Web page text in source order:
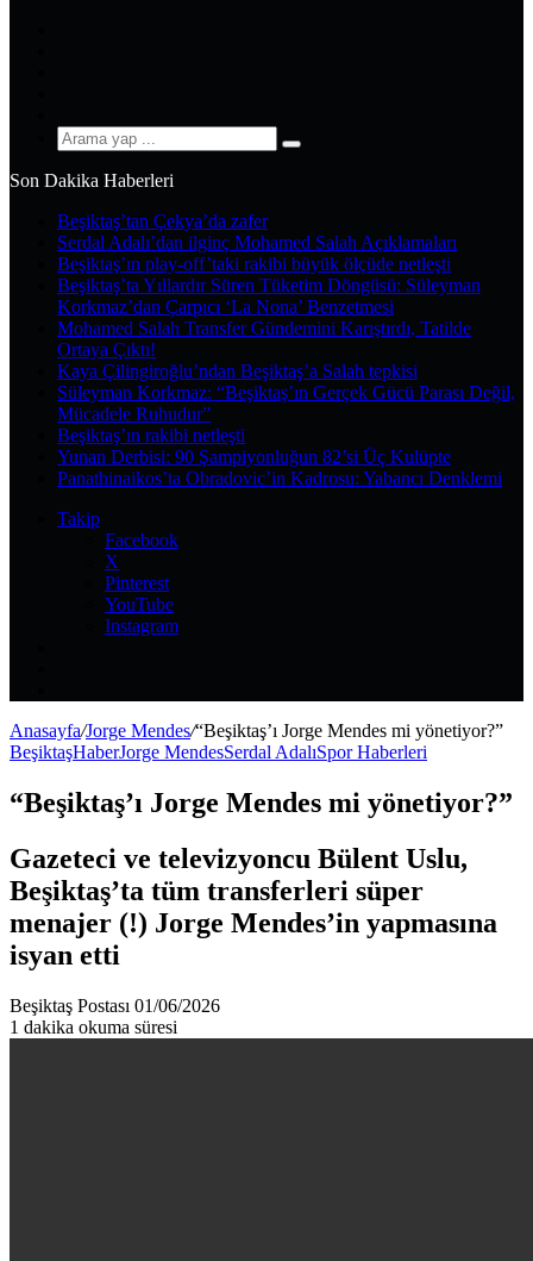
Arama
Son Dakika Haberleri
Beşiktaş’tan Çekya’da zafer
Serdal Adalı’dan ilginç Mohamed Salah Açıklamaları
Beşiktaş’ın play-off’taki rakibi büyük ölçüde netleşti
Beşiktaş’ta Yıllardır Süren Tüketim Döngüsü: Süleyman
Korkmaz’dan Çarpıcı ‘La Nona’ Benzetmesi
Mohamed Salah Transfer Gündemini Karıştırdı, Tatilde
Ortaya Çıktı!
Kaya Çilingiroğlu’ndan Beşiktaş’a Salah tepkisi
Süleyman Korkmaz: “Beşiktaş’ın Gerçek Gücü Parası Değil,
Mücadele Ruhudur”
Beşiktaş’ın rakibi netleşti
Yunan Derbisi: 90 Şampiyonluğun 82’si Üç Kulüpte
Panathinaikos’ta Obradovic’in Kadrosu: Yabancı Denklemi
Takip
Facebook
X
Pinterest
YouTube
Instagram
Anasayfa/Jorge Mendes/“Beşiktaş’ı Jorge Mendes mi yönetiyor?”
BeşiktaşHaberJorge MendesSerdal AdalıSpor Haberleri
“Beşiktaş’ı Jorge Mendes mi yönetiyor?”
Gazeteci ve televizyoncu Bülent Uslu,
Beşiktaş’ta tüm transferleri süper
menajer (!) Jorge Mendes’in yapmasına
isyan etti
Beşiktaş Postası Bir
e-
01/06/2026
1 dakika okuma süresi